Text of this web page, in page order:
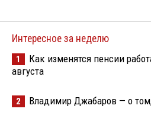
Интересное за неделю
1
Как изменятся пенсии
августа
2 Владимир Джабаров — о